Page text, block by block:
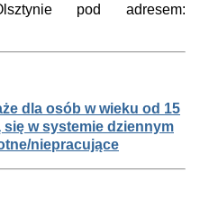
pod adresem:
dla osób w wieku od 15
w systemie dziennym
niepracujące